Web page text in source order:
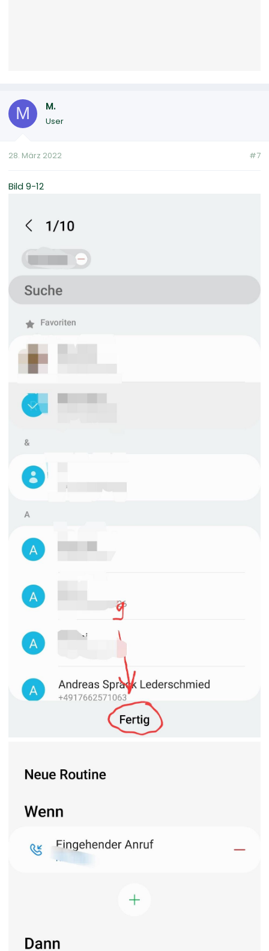
M M.
User
28. März 2022 #7
Bild 9-12